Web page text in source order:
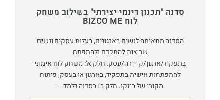
סדנה "תכנון דינמי יצירתי" בשילוב משחק
לוח BIZCO ME
הסדנה מתאימה לנשים בארגונים, בעלות עסקים ונשים
שרוצות להתקדם ולהתפתח
בתפקיד/ארגון/קריירה/עסק. חלק א': משחק לוח אימוני
להתפתחות אישית בתפקיד, בארגון או בעסק, פיתוח
מקורי של ביזקו. חלק ב': בסדנה נלמד...